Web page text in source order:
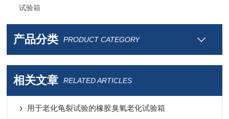
试验箱
产品分类 PRODUCT CATEGORY
相关文章 RELATED ARTICLES
用于老化龟裂试验的橡胶臭氧老化试验箱